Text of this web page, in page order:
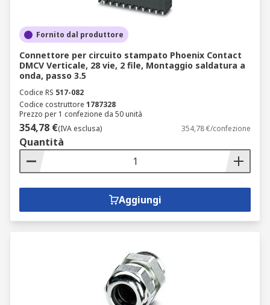
Fornito dal produttore
Connettore per circuito stampato Phoenix Contact
DMCV Verticale, 28 vie, 2 file, Montaggio saldatura a
onda, passo 3.5
Codice RS 517-082
Codice costruttore 1787328
Prezzo per 1 confezione da 50 unità
354,78 €(IVA esclusa) 354,78 €/confezione
Quantità
Aggiungi